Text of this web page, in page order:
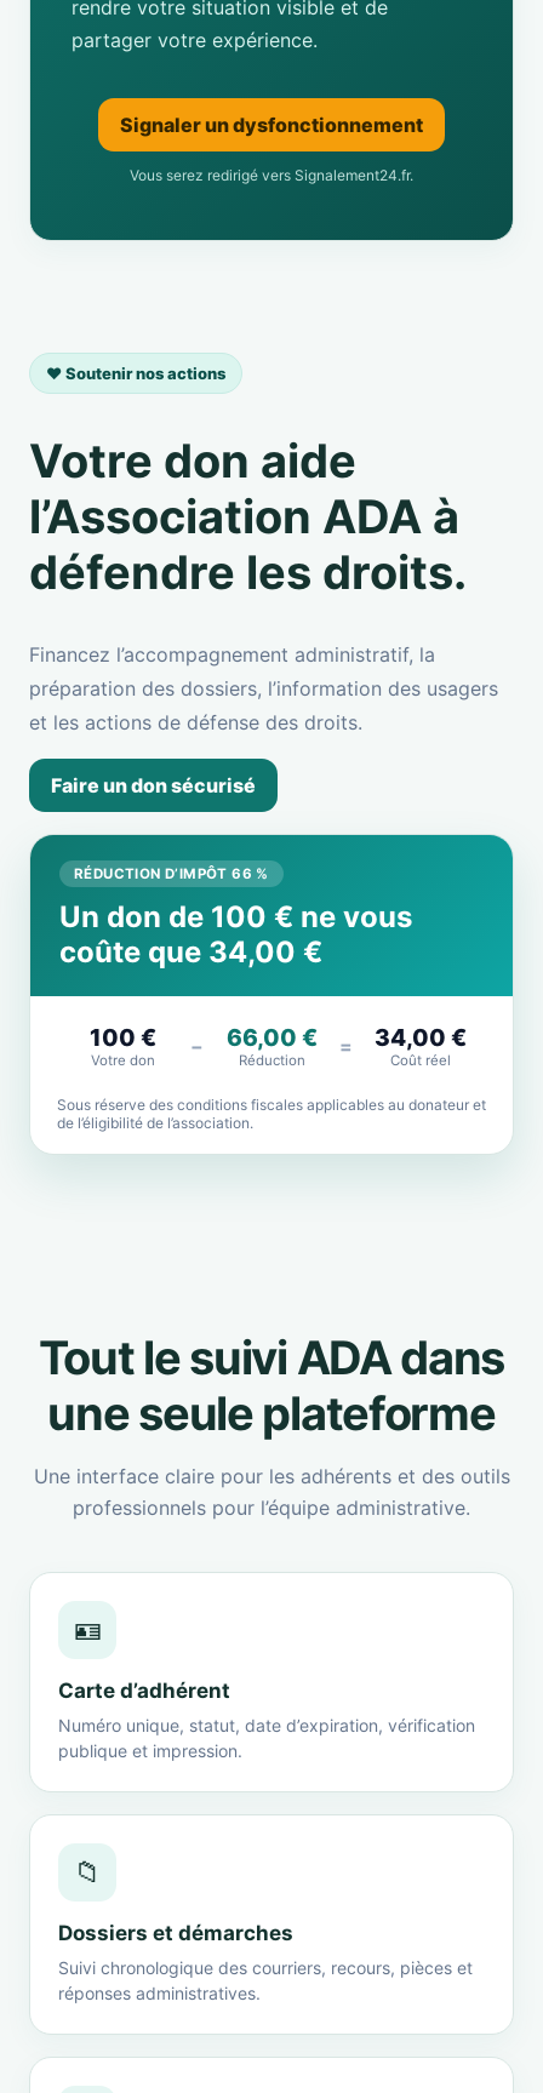
rendre votre situation visible et de
partager votre expérience.
Signaler un dysfonctionnement
Vous serez redirigé vers Signalement24.fr.
❤️ Soutenir nos actions
Votre don aide
l’Association ADA à
défendre les droits.
Financez l’accompagnement administratif, la
préparation des dossiers, l’information des usagers
et les actions de défense des droits.
Faire un don sécurisé
RÉDUCTION D’IMPÔT 66 %
Un don de 100 € ne vous
coûte que 34,00 €
100 €
Votre don
− 66,00 €
Réduction
= 34,00 €
Coût réel
Sous réserve des conditions fiscales applicables au donateur et
de l’éligibilité de l’association.
Tout le suivi ADA dans
une seule plateforme
Une interface claire pour les adhérents et des outils
professionnels pour l’équipe administrative.
🪪
Carte d’adhérent
Numéro unique, statut, date d’expiration, vérification
publique et impression.
📁
Dossiers et démarches
Suivi chronologique des courriers, recours, pièces et
réponses administratives.